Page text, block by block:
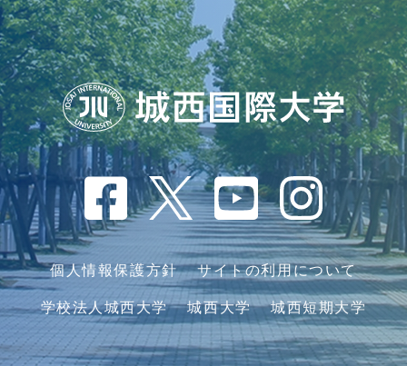
個人情報保護方針 サイトの利用について
学校法人城西大学 城西大学 城西短期大学